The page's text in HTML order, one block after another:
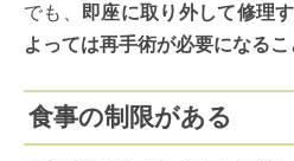
でも、
即座に取り外して修理
よっては再手術が必要になるこ
食事の制限がある